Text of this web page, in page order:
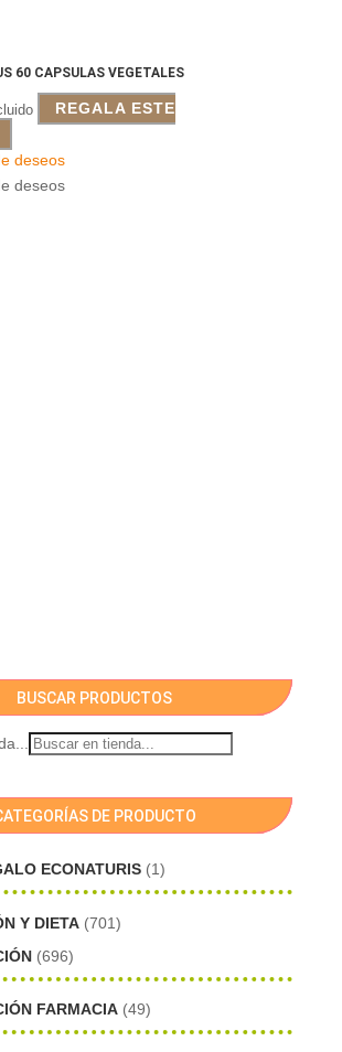
60 CAPSULAS VEGETALES
REGALA ESTE
deseos
deseos
BUSCAR PRODUCTOS
DE PRODUCTO
ECONATURIS (1)
Y DIETA (701)
(696)
FARMACIA (49)